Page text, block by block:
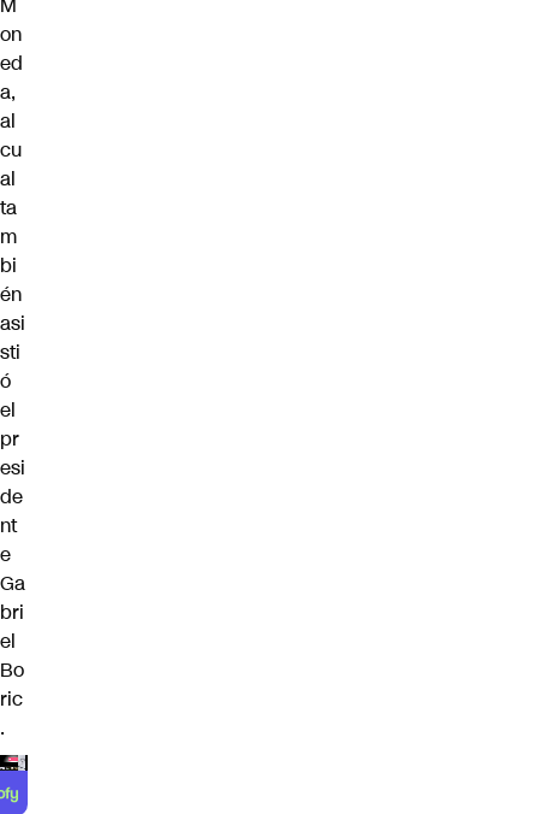
on
ed
a,
al
cu
al
ta
m
bi
én
asi
sti
ó
el
pr
esi
de
nt
e
Ga
bri
el
Bo
ric
.